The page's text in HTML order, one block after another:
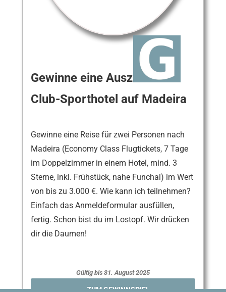
Gewinne eine Auszeit im
Club-Sporthotel auf Madeira
Gewinne eine Reise für zwei Personen nach
Madeira (Economy Class Flugtickets, 7 Tage
im Doppelzimmer in einem Hotel, mind. 3
Sterne, inkl. Frühstück, nahe Funchal) im Wert
von bis zu 3.000 €. Wie kann ich teilnehmen?
Einfach das Anmeldeformular ausfüllen,
fertig. Schon bist du im Lostopf. Wir drücken
dir die Daumen!
Gültig bis 31. August 2025
ZUM GEWINNSPIEL